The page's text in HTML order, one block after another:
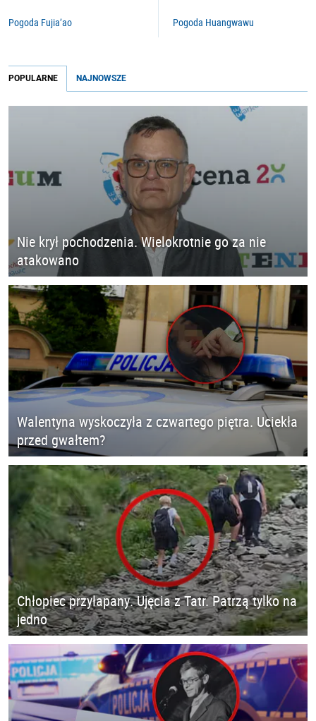
Pogoda Fujia’ao Pogoda Huangwawu
POPULARNE NAJNOWSZE
Nie krył pochodzenia. Wielokrotnie go za nie
atakowano
Walentyna wyskoczyła z czwartego piętra. Uciekła
przed gwałtem?
Chłopiec przyłapany. Ujęcia z Tatr. Patrzą tylko na
jedno